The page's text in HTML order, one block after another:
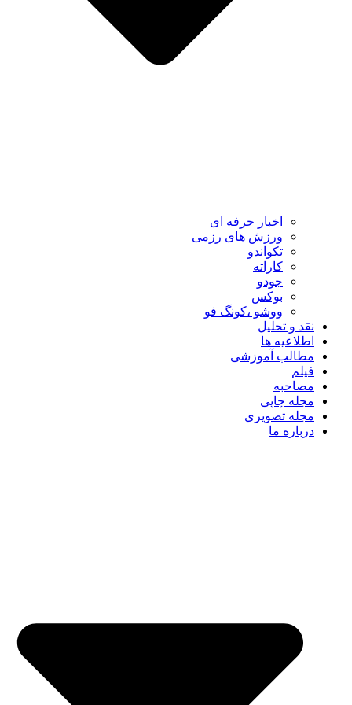
اخبار حرفه ای
ورزش های رزمی
تکواندو
کاراته
جودو
بوکس
ووشو ،کونگ فو
نقد و تحلیل
اطلاعیه ها
مطالب آموزشی
فیلم
مصاحبه
مجله چاپی
مجله تصویری
درباره ما